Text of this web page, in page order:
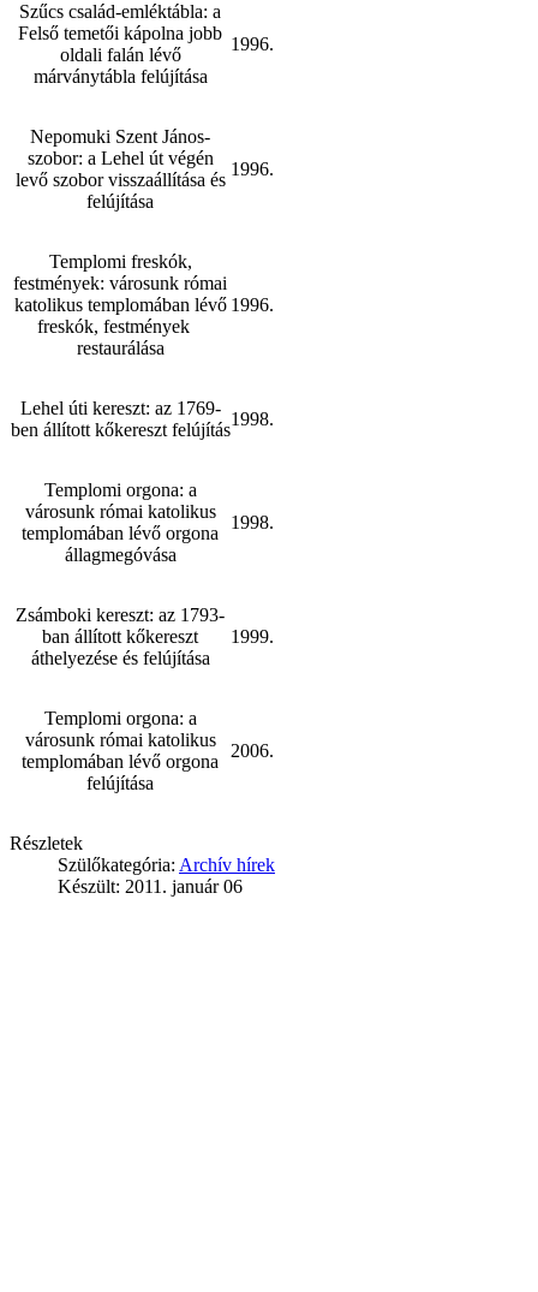
Szűcs család-emléktábla: a
Felső temetői kápolna jobb
oldali falán lévő
márványtábla felújítása
1996.
Nepomuki Szent János-
szobor: a Lehel út végén
levő szobor visszaállítása és
felújítása
1996.
Templomi freskók,
festmények: városunk római
katolikus templomában lévő
freskók, festmények
restaurálása
1996.
Lehel úti kereszt: az 1769-
ben állított kőkereszt felújítás
1998.
Templomi orgona: a
városunk római katolikus
templomában lévő orgona
állagmegóvása
1998.
Zsámboki kereszt: az 1793-
ban állított kőkereszt
áthelyezése és felújítása
1999.
Templomi orgona: a
városunk római katolikus
templomában lévő orgona
felújítása
2006.
Részletek
Szülőkategória: Archív hírek
Készült: 2011. január 06